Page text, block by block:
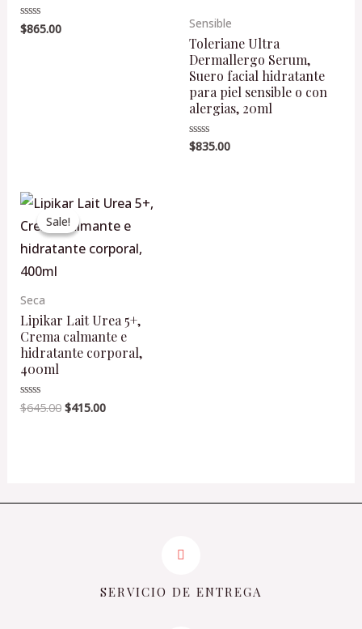
Valorado
en
$865.00 Sensible
Toleriane Ultra
Dermallergo Serum,
Suero facial hidratante
para piel sensible o con
alergias, 20ml
Valorado
en
$835.00
Sale!
Sale!
Seca
Lipikar Lait Urea 5+,
Crema calmante e
hidratante corporal,
400ml
Valorado
en
$645.00
Original
price
was:
$645.00.
$415.00
Current
price
is:
$415.00.
SERVICIO DE ENTREGA